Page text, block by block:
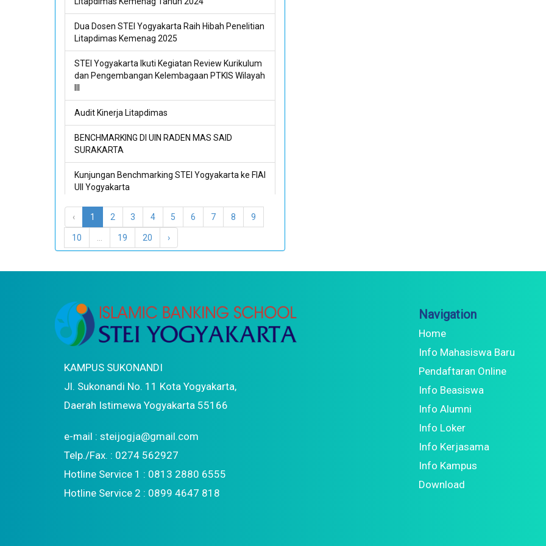
Dua Dosen STEI Yogyakarta Raih Hibah Penelitian
Litapdimas Kemenag 2025
STEI Yogyakarta Ikuti Kegiatan Review Kurikulum
dan Pengembangan Kelembagaan PTKIS Wilayah
III
Audit Kinerja Litapdimas
BENCHMARKING DI UIN RADEN MAS SAID
SURAKARTA
Kunjungan Benchmarking STEI Yogyakarta ke FIAI
UII Yogyakarta
STEI Yogyakarta Bekali Mahasiswa Menjadi
Kuliah Motivasi dan Kerjasama Bisnis HPAIC
‹ 1 2 3 4 5 6 7 8 9
10 19 20 ›
KAMPUS SUKONANDI
Jl. Sukonandi No. 11 Kota Yogyakarta,
Daerah Istimewa Yogyakarta 55166
e-mail : steijogja@gmail.com
Telp./Fax. : 0274 562927
Hotline Service 1 : 0813 2880 6555
Hotline Service 2 : 0899 4647 818
Navigation
Home
Info Mahasiswa Baru
Pendaftaran Online
Info Beasiswa
Info Alumni
Info Loker
Info Kerjasama
Info Kampus
Download